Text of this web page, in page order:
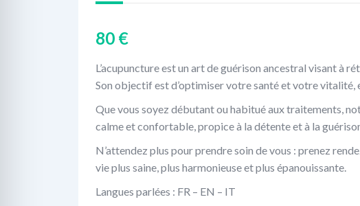
80 €
L’acupuncture est un art de guérison ancestral visant à
Son objectif est d’optimiser votre santé et votre vitalité,
Que vous soyez débutant ou habitué aux traitements,
calme et confortable, propice à la détente et à la
N’attendez plus pour prendre soin de vous : prenez
vie plus saine, plus harmonieuse et plus épanouissante.
Langues parlées : FR – EN – IT